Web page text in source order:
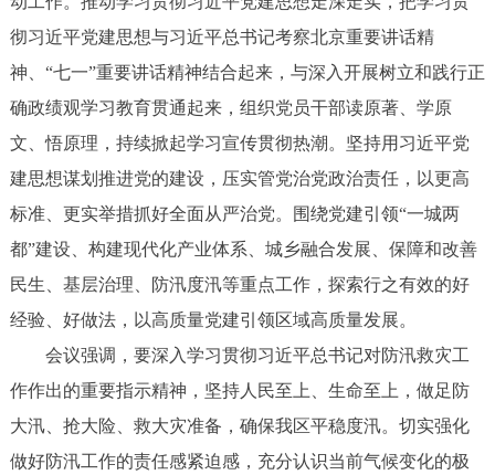
彻习近平党建思想与习近平总书记考察北京重要讲话精
神、“七一”重要讲话精神结合起来，与深入开展树立和践行正
确政绩观学习教育贯通起来，组织党员干部读原著、学原
文、悟原理，持续掀起学习宣传贯彻热潮。坚持用习近平党
建思想谋划推进党的建设，压实管党治党政治责任，以更高
标准、更实举措抓好全面从严治党。围绕党建引领“一城两
都”建设、构建现代化产业体系、城乡融合发展、保障和改善
民生、基层治理、防汛度汛等重点工作，探索行之有效的好
经验、好做法，以高质量党建引领区域高质量发展。
会议强调，要深入学习贯彻习近平总书记对防汛救灾工
作作出的重要指示精神，坚持人民至上、生命至上，做足防
大汛、抢大险、救大灾准备，确保我区平稳度汛。切实强化
做好防汛工作的责任感紧迫感，充分认识当前气候变化的极